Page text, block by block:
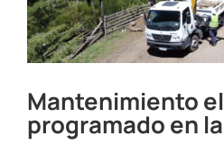
y
Mantenimiento
programado en